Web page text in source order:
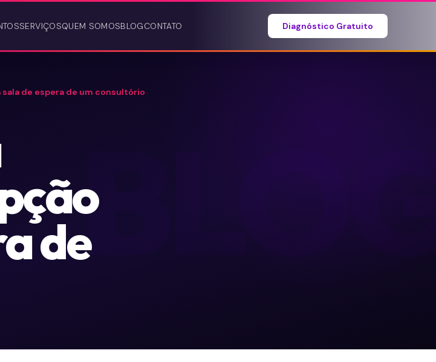
SERVIÇOSQUEM SOMOSBLOGCONTATO Diagnóstico Gratuito
de espera de um consultório
de